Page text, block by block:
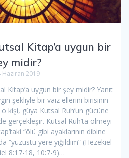
Kitap’a uygun bir
midir?
Haziran 2019
Kitap’a uygun bir şey midir? Yanıt
şekliyle bir vaiz ellerini birisinin
kişi, güya Kutsal Ruh’un gücüne
gerçekleşir. Kutsal Ruh’ta ölmeyi
“ölü gibi ayaklarının dibine
“yüzüstü yere yığıldım” (Hezekiel
8:17-18, 10:7-9)…